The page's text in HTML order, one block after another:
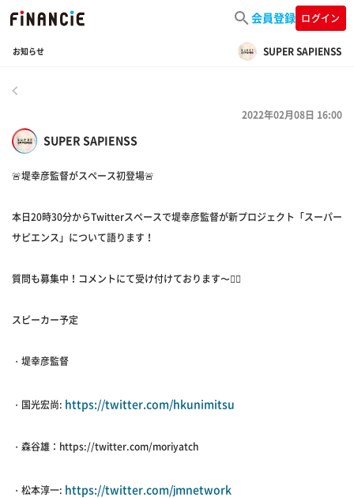
会員登録 ログイン
お知らせ SUPER SAPIENSS
SUPER SAPIENSS
2022年02月08日 16:00
🚨堤幸彦監督がスペース初登場🚨
本日20時30分からTwitterスペースで堤幸彦監督が新プロジェクト「スーパー
サピエンス」について語ります！
質問も募集中！コメントにて受け付けております〜✌🏻
スピーカー予定
・堤幸彦監督
・国光宏尚: https://twitter.com/hkunimitsu
・森谷雄：https://twitter.com/moriyatch
・松本淳一: https://twitter.com/jmnetwork